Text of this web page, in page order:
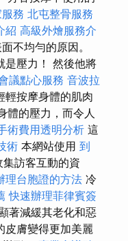
務 北屯整骨服務
紹 高級外燴服務介
不均勻的原因。
是壓力！ 然後他將
議點心服務 音波拉
輕按摩身體的肌肉
體的壓力，而令人
術費用透明分析 這
術 本網站使用 到
訪客互動的資
理台胞證的方法 冷
快速辦理菲律賓簽
著減緩其老化和惡
皮膚變得更加美麗